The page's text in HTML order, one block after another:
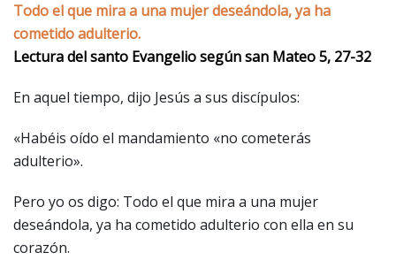
Todo el que mira a una mujer deseándola, ya ha
cometido adulterio.
Lectura del santo Evangelio según san Mateo 5, 27-32
En aquel tiempo, dijo Jesús a sus discípulos:
«Habéis oído el mandamiento «no cometerás
adulterio».
Pero yo os digo: Todo el que mira a una mujer
deseándola, ya ha cometido adulterio con ella en su
corazón.